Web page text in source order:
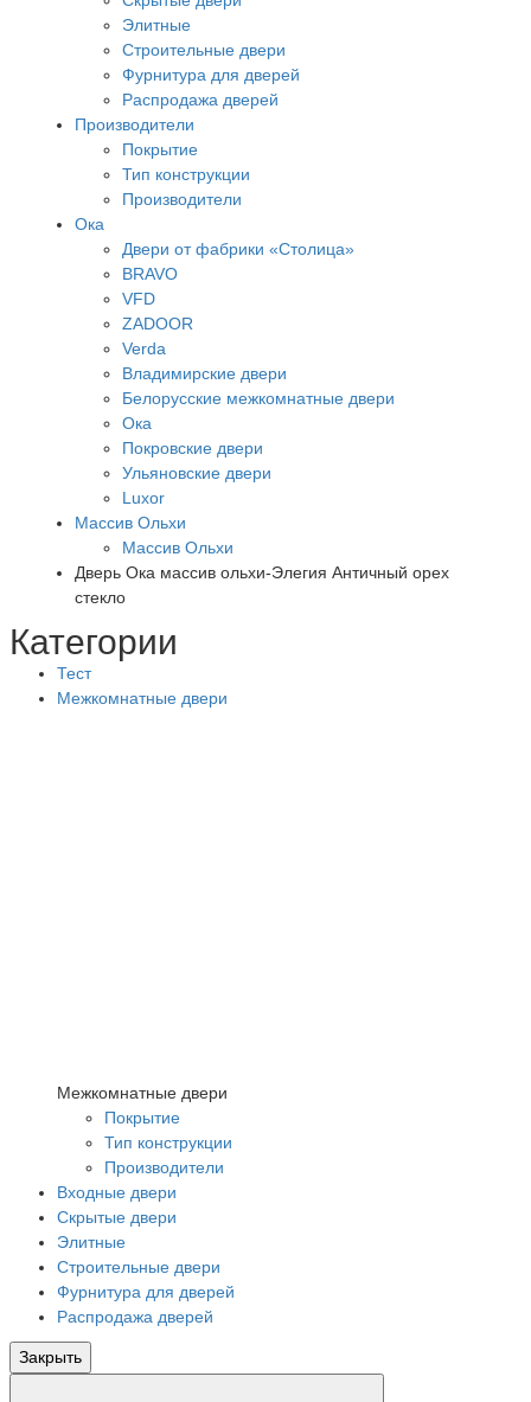
Элитные
Строительные двери
Фурнитура для дверей
Распродажа дверей
Производители
Покрытие
Тип конструкции
Производители
Ока
Двери от фабрики «Столица»
BRAVO
VFD
ZADOOR
Verda
Владимирские двери
Белорусские межкомнатные двери
Ока
Покровские двери
Ульяновские двери
Luxor
Массив Ольхи
Массив Ольхи
Дверь Ока массив ольхи-Элегия Античный орех
стекло
Категории
Тест
Межкомнатные двери
Межкомнатные двери
Покрытие
Тип конструкции
Производители
Входные двери
Скрытые двери
Элитные
Строительные двери
Фурнитура для дверей
Распродажа дверей
Закрыть